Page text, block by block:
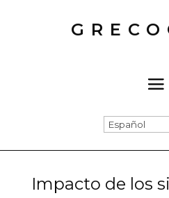
Impacto de los